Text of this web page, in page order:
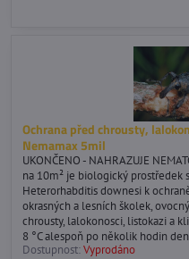
Ochrana před chrousty,
Nemamax 5mil
UKONČENO - NAHRAZUJE
na 10m² je biologický
Heterorhabditis downesi k
okrasných a lesních školek,
chrousty, lalokonosci, listokazi a
8 °C alespoň po několik hodin
Dostupnost:Vyprodáno